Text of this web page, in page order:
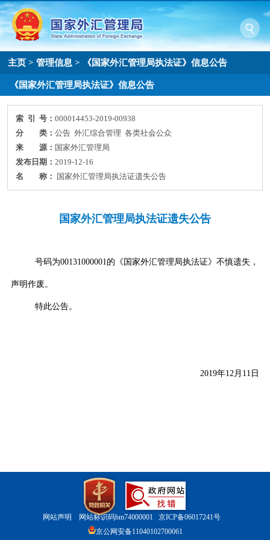
主页 >管理信息 > 《国家外汇管理局执法证》信息公告
《国家外汇管理局执法证》信息公告
索 引 号：000014453-2019-00938
分 类：公告 外汇综合管理 各类社会公众
来 源： 国家外汇管理局
发布日期：2019-12-16
名 称：
国家外汇管理局执法证遗失公告
国家外汇管理局执法证遗失公告
号码为00131000001 的《国家外汇管理局执法证》不慎遗失，
声明作废。
特此公告。
2019年12 月 11 日
网站声明 网站标识码bm74000001 京ICP备06017241号
京公网安备11040102700061